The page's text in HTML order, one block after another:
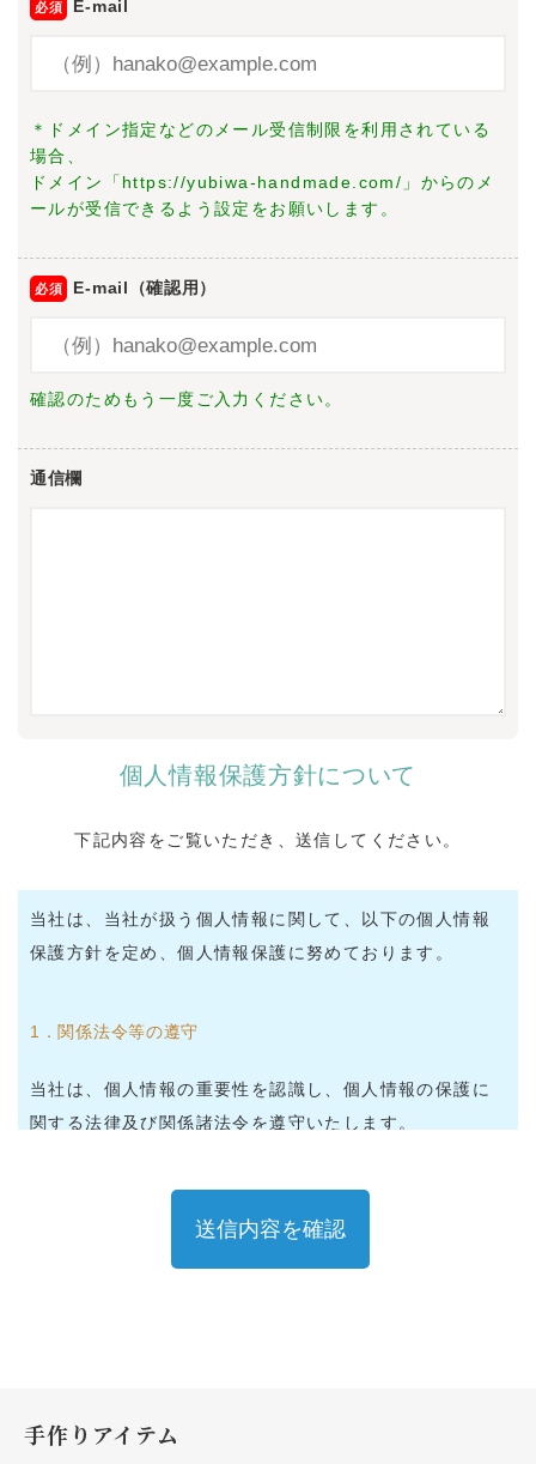
E-mail
＊ドメイン指定などのメール受信制限を利用されている
場合、
ドメイン「https://yubiwa-handmade.com/」からのメ
ールが受信できるよう設定をお願いします。
E-mail（確認用）
確認のためもう一度ご入力ください。
通信欄
個人情報保護方針について
下記内容をご覧いただき、送信してください。
当社は、当社が扱う個人情報に関して、以下の個人情報
保護方針を定め、個人情報保護に努めております。
1．関係法令等の遵守
当社は、個人情報の重要性を認識し、個人情報の保護に
関する法律及び関係諸法令を遵守いたします。
ため
手作りアイテム